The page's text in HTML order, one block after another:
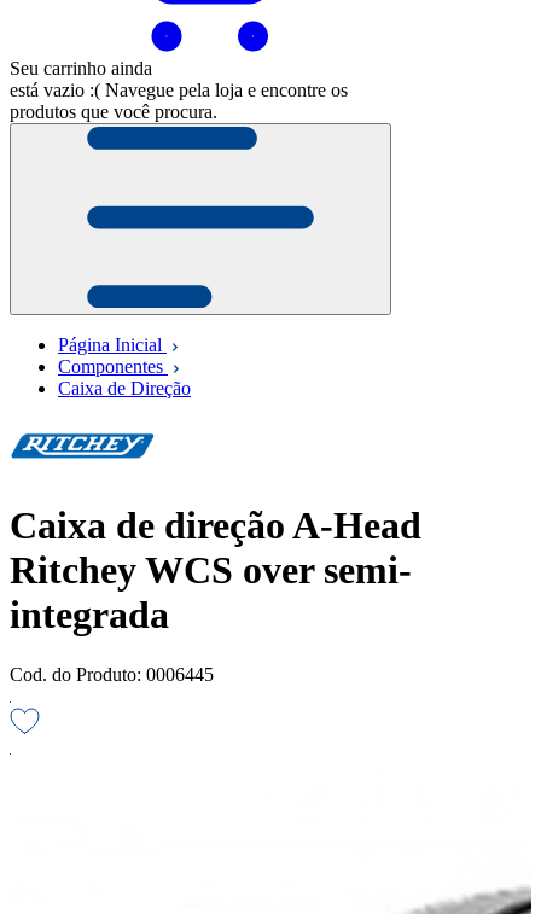
Seu carrinho ainda
está vazio :( Navegue pela loja e encontre os
produtos que você procura.
Página Inicial
Componentes
Caixa de Direção
Caixa de direção A-Head
Ritchey WCS over semi-
integrada
Cod. do Produto: 0006445